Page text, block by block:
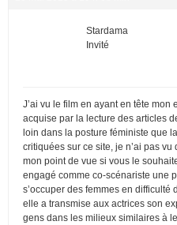
Stardama
Invité
J’ai vu le film en ayant en tête
acquise par la lecture des articles
loin dans la posture féministe que
critiquées sur ce site, je n’ai pas
mon point de vue si vous le
engagé comme co-scénariste une
s’occuper des femmes en difficulté
elle a transmise aux actrices son
gens dans les milieux similaires à